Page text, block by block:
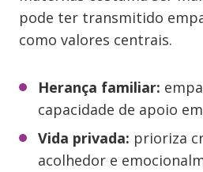
pode ter transmitido
como valores centrais.
Herança familiar:
capacidade de apoio
Vida privada: prioriza
acolhedor e